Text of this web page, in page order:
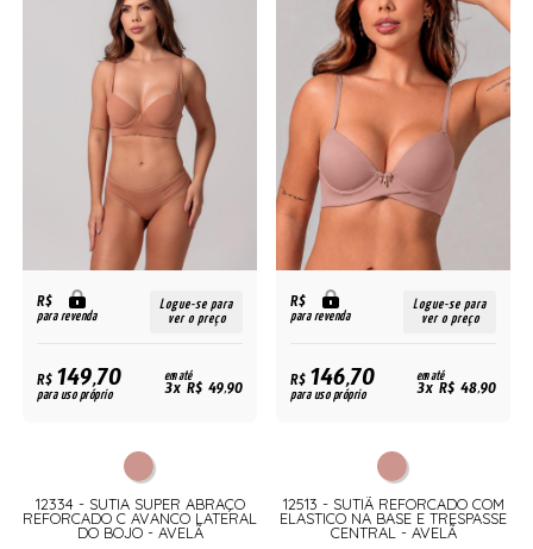
R$
para revenda
Logue-se para
ver o preço
R$149,70
para uso próprio
em até
3x R$ 49,90
12334 - SUTIA SUPER ABRAÇO
REFORCADO C AVANCO LATERAL
DO BOJO - AVELÃ
R$
para revenda
Logue-se para
ver o preço
R$146,70
para uso próprio
em até
3x R$ 48,90
12513 - SUTIÃ REFORCADO COM
ELASTICO NA BASE E TRESPASSE
CENTRAL - AVELÃ